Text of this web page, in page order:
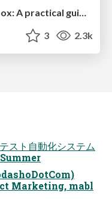
3 2.3k
スト自動化システム
Marketing, mabl